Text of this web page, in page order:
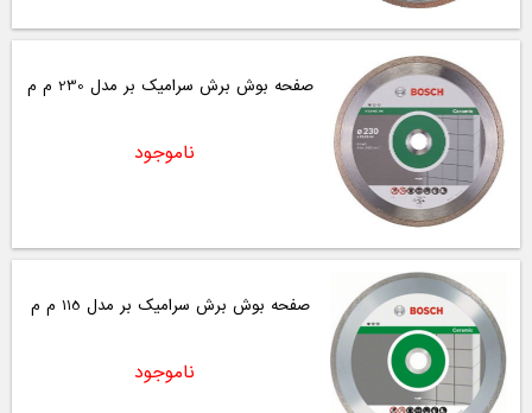
صفحه بوش برش سرامیک بر مدل 230 م م
ناموجود
صفحه بوش برش سرامیک بر مدل 115 م م
ناموجود